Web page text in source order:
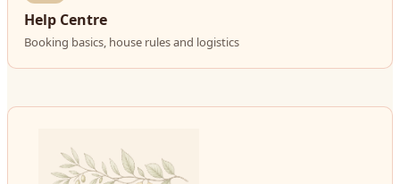
Help Centre
Booking basics, house rules and logistics